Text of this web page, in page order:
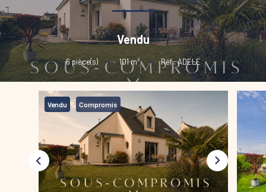
Vendu
6pièce(s) • 101m² • Réf : ADELE
Vendu Compromis